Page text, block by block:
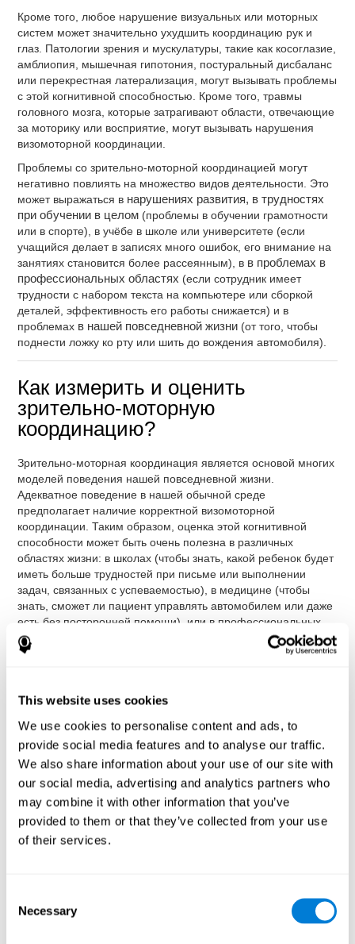
This website uses cookies
We use cookies to personalise content and ads, to
provide social media features and to analyse our traffic.
We also share information about your use of our site with
our social media, advertising and analytics partners who
may combine it with other information that you’ve
provided to them or that they’ve collected from your use
of their services.
Selection
Necessary
Кроме того, любое нарушение визуальных или моторных
систем может значительно ухудшить координацию рук и
глаз. Патологии зрения и мускулатуры, такие как косоглазие,
амблиопия, мышечная гипотония, постуральный дисбаланс
или перекрестная латерализация, могут вызывать проблемы
с этой когнитивной способностью. Кроме того, травмы
головного мозга, которые затрагивают области, отвечающие
за моторику или восприятие, могут вызывать нарушения
визомоторной координации.
Проблемы со зрительно-моторной координацией могут
негативно повлиять на множество видов деятельности. Это
может выражаться в нарушениях развития, в трудностях
при обучении в целом (проблемы в обучении грамотности
или в спорте), в учёбе в школе или университете (если
учащийся делает в записях много ошибок, его внимание на
занятиях становится более рассеянным), в в проблемах в
профессиональных областях (если сотрудник имеет
трудности с набором текста на компьютере или сборкой
деталей, эффективность его работы снижается) и в
проблемах в нашей повседневной жизни (от того, чтобы
поднести ложку ко рту или шить до вождения автомобиля).
Как измерить и оценить
зрительно-моторную
координацию?
Зрительно-моторная координация является основой многих
моделей поведения нашей повседневной жизни.
Адекватное поведение в нашей обычной среде
предполагает наличие корректной визомоторной
координации. Таким образом, оценка этой когнитивной
способности может быть очень полезна в различных
областях жизни: в школах (чтобы знать, какой ребенок будет
иметь больше трудностей при письме или выполнении
задач, связанных с успеваемостью), в медицине (чтобы
знать, сможет ли пациент управлять автомобилем или даже
есть без посторонней помощи), или в профессиональных
областях (особенно для видов работ, где визомоторная
координация наиболее важна, хотя даже для эффективной
Задания, которые предлагает CogniFit ("КогниФит") для
оценки этой когнитивной способностиоснованы на
классических тестах: Висконсинском Тесте Сортировки
Карточек (WCST), Тесте Вариабельности Внимания (TOVA),
Задаче Визуальной Организации Хупера (VOT) и тесте
Струпа. Благодаря деятельности, направленной на
координацию движений, которые связывают руки и
зрительное сопровождение с объектом, выполняется
надежная оценка нервно-мышечных способностей
оценивает когнитивную гибкость, распределённое внимание